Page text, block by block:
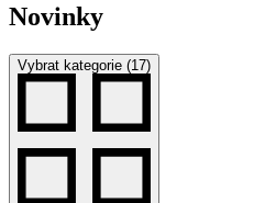
Novinky
Vybrat kategorie (17)